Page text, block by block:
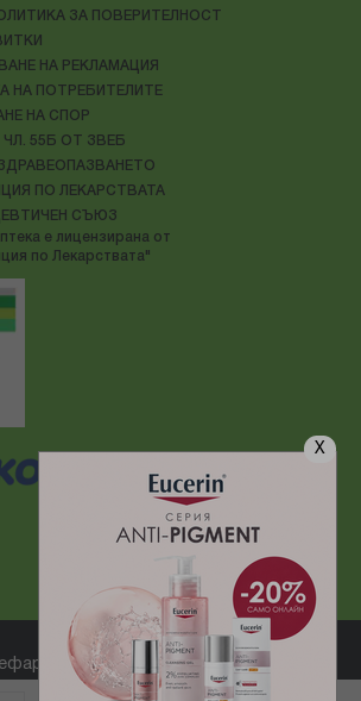
X
ЗА ПОВЕРИТЕЛНОСТ
НА РЕКЛАМАЦИЯ
НА ПОТРЕБИТЕЛИТЕ
НА СПОР
55Б ОТ ЗВЕБ
ПО ЛЕКАРСТВАТА
СЪЮЗ
е лицензирана от
по Лекарствата"
® Всички права запазени
магазин